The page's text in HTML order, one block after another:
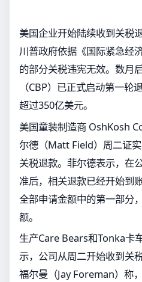
美国企业开始陆续收到关税
川普政府依据《国际紧急经
的部分关税违宪无效。数月
（CBP）已正式启动第一
超过350亿美元。
美国童装制造商 OshKosh
尔德（Matt Field）周二证
关税退款。菲尔德表示，在
准后，相关退款已经开始到
全部申请金额中的第一部分
额。
生产Care Bears和Tonka卡
示，公司从周二开始收到关
福尔曼（Jay Foreman）称